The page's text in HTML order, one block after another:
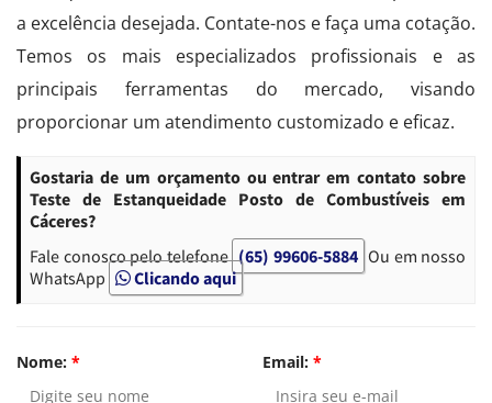
a excelência desejada. Contate-nos e faça uma cotação.
Temos os mais especializados profissionais e as
principais ferramentas do mercado, visando
proporcionar um atendimento customizado e eficaz.
Gostaria de um orçamento ou entrar em contato sobre
Teste de Estanqueidade Posto de Combustíveis em
Cáceres?
Fale conosco pelo telefone (65) 99606-5884 Ou em nosso
WhatsApp
Clicando aqui
Nome: * Email: *